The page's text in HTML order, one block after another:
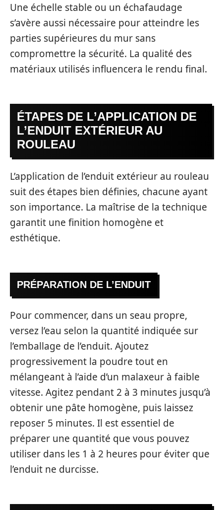
Une échelle stable ou un échafaudage
s’avère aussi nécessaire pour atteindre les
parties supérieures du mur sans
compromettre la sécurité. La qualité des
matériaux utilisés influencera le rendu final.
ÉTAPES DE L’APPLICATION DE
L’ENDUIT EXTÉRIEUR AU
ROULEAU
L’application de l’enduit extérieur au rouleau
suit des étapes bien définies, chacune ayant
son importance. La maîtrise de la technique
garantit une finition homogène et
esthétique.
PRÉPARATION DE L’ENDUIT
Pour commencer, dans un seau propre,
versez l’eau selon la quantité indiquée sur
l’emballage de l’enduit. Ajoutez
progressivement la poudre tout en
mélangeant à l’aide d’un malaxeur à faible
vitesse. Agitez pendant 2 à 3 minutes jusqu’à
obtenir une pâte homogène, puis laissez
reposer 5 minutes. Il est essentiel de
préparer une quantité que vous pouvez
utiliser dans les 1 à 2 heures pour éviter que
l’enduit ne durcisse.